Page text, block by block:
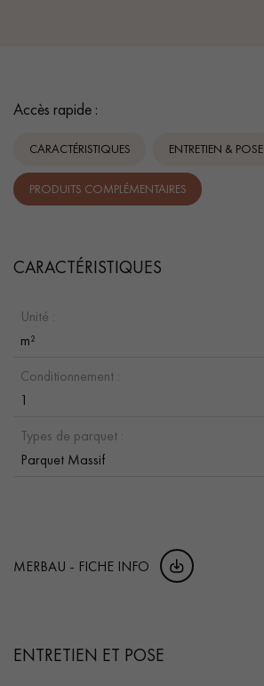
Accès rapide :
CARACTÉRISTIQUES ENTRETIEN & POSE
PRODUITS COMPLÉMENTAIRES
CARACTÉRISTIQUES
Unité :
m²
Conditionnement :
1
Types de parquet :
Parquet Massif
MERBAU - FICHE INFO
ENTRETIEN ET POSE